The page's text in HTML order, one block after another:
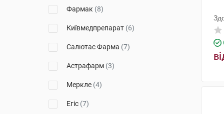
Фармак (8)
Київмедпрепарат (6)
Салютас Фарма (7)
Астрафарм (3)
Меркле (4)
Егіс (7)